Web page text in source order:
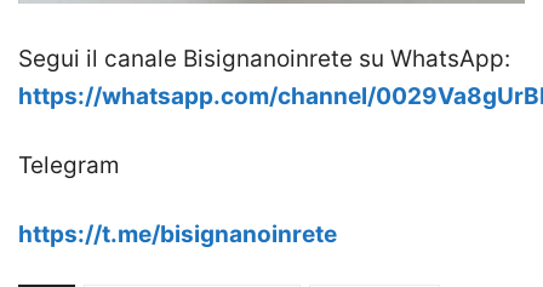
Segui il canale Bisignanoinrete su WhatsApp:
https://whatsapp.com/channel/
Telegram
https://t.me/bisignanoinrete